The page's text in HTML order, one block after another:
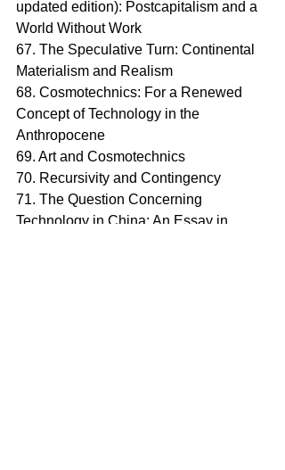
updated edition): Postcapitalism and a
World Without Work
67. The Speculative Turn: Continental
Materialism and Realism
68. Cosmotechnics: For a Renewed
Concept of Technology in the
Anthropocene
69. Art and Cosmotechnics
70. Recursivity and Contingency
71. The Question Concerning
Technology in China: An Essay in